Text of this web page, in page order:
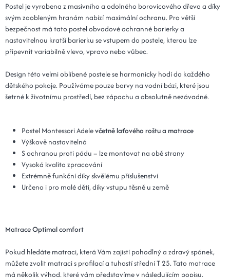
Postel je vyrobena z masivního a odolného borovicového dřeva a díky
svým zaobleným hranám nabízí maximální ochranu. Pro větší
bezpečnost má tato postel obvodové ochranné barierky a
nastavitelnou kratší barierku se vstupem do postele, kterou lze
připevnit variabilně vlevo, vpravo nebo vůbec.
Design této velmi oblíbené postele se harmonicky hodí do každého
dětského pokoje. Používáme pouze barvy na vodní bázi, které jsou
šetrné k životnímu prostředí, bez zápachu a absolutně nezávadné.
Postel Montessori Adelevčetně laťového roštu a matrace
Výškově nastavitelná
S ochranou proti pádu – lze montovat na obě strany
Vysoká kvalita zpracování
Extrémně funkční díky skvělému příslušenství
Určeno i pro malé děti, díky vstupu těsně u země
Matrace Optimal comfort
Pokud hledáte matraci, která Vám zajistí pohodlný a zdravý spánek,
můžete zvolit matraci s profilací a tuhostí střední T 25. Tato matrace
má několik výhod, které vám představíme v následujícím popisu.